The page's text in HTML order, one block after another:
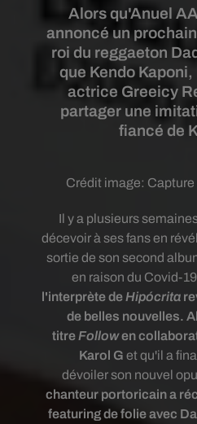
Alors qu'Anuel
annoncé un
roi du reggaeton
que Kendo
actrice Greeicy
partager une
fiancé de
Crédit image: Capture
Il y a plusieurs
décevoir à ses fans en
sortie de son second
en raison du Covid-
l'interprète de Hipócrita
de belles nouvelles.
titre Followen
Karol G et qu'il a
dévoiler son nouvel
chanteur portoricain a
featuring de folie avec